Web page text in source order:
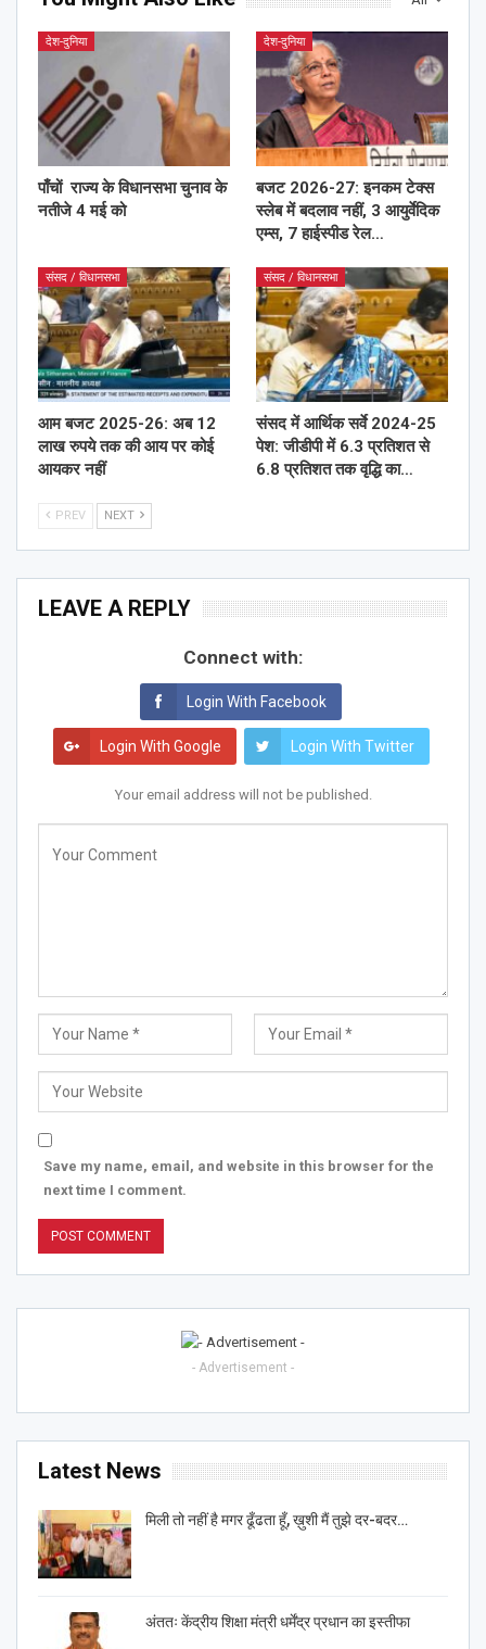
देश-दुनिया
पाँचों राज्य के विधानसभा चुनाव के
नतीजे 4 मई को
देश-दुनिया
बजट 2026-27: इनकम टेक्स
स्लेब में बदलाव नहीं, 3 आयुर्वेदिक
एम्स, 7 हाईस्पीड रेल…
संसद / विधानसभा
आम बजट 2025-26: अब 12
लाख रुपये तक की आय पर कोई
आयकर नहीं
संसद / विधानसभा
संसद में आर्थिक सर्वे 2024-25
पेश: जीडीपी में 6.3 प्रतिशत से
6.8 प्रतिशत तक वृद्धि का…
PREV NEXT
LEAVE A REPLY
Connect with:
Login With Facebook
Login With Google Login With Twitter
Your email address will not be published.
Save my name, email, and website in this browser for the
next time I comment.
- Advertisement -
Latest News
मिली तो नहीं है मगर ढूँढता हूँ, ख़ुशी मैं तुझे दर-बदर…
अंततः केंद्रीय शिक्षा मंत्री धर्मेंद्र प्रधान का इस्तीफा